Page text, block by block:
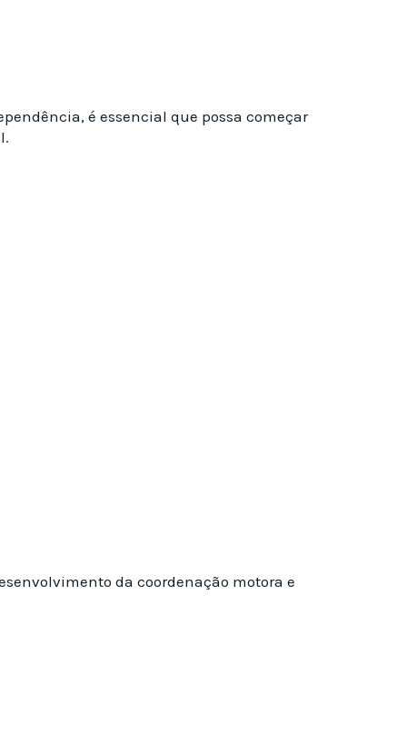
é essencial que possa começar
da coordenação motora e